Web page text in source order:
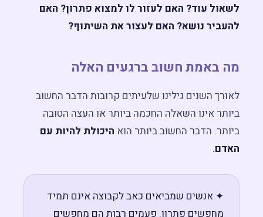
לשאול עוד? האם לעזור לו למצוא פתרון? האם
להעביר נושא? האם לעצור את השיתוף?
מה באמת חשוב ברגעים האלה
לאורך השנים גילינו שלעיתים קרובות הדבר החשוב
ביותר אינו השאלה החכמה ביותר או העצה הטובה
ביותר. הדבר החשוב ביותר הוא היכולת להיות עם
האדם.
✦ אנשים שמביאים כאב לקבוצה אינם תמיד
מחפשים פתרון. פעמים רבות הם מחפשים